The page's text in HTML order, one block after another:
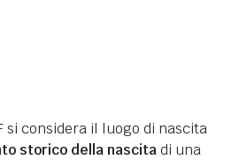
si considera il luogo di nascita
storico della nascitadi una